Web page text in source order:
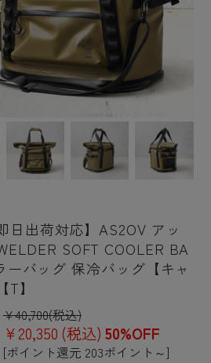
出荷対応】AS2OV アッ
SOFT COOLER BA
ーバッグ 保冷バッグ【キャ
】
¥40,700(税込)
¥20,350 (税込) 50%OFF
[ポイント還元 203ポイント～]